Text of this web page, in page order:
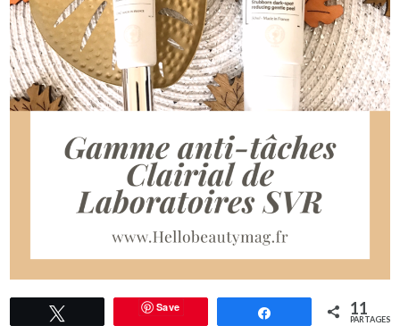
Save Partagez 11
PARTAGES